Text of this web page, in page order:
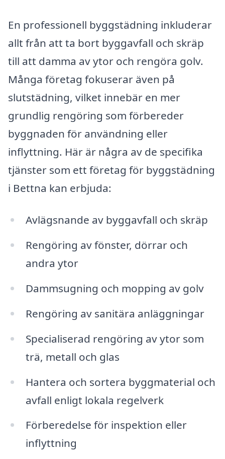
En professionell byggstädning inkluderar
allt från att ta bort byggavfall och skräp
till att damma av ytor och rengöra golv.
Många företag fokuserar även på
slutstädning, vilket innebär en mer
grundlig rengöring som förbereder
byggnaden för användning eller
inflyttning. Här är några av de specifika
tjänster som ett företag för byggstädning
i Bettna kan erbjuda:
Avlägsnande av byggavfall och skräp
Rengöring av fönster, dörrar och
andra ytor
Dammsugning och mopping av golv
Rengöring av sanitära anläggningar
Specialiserad rengöring av ytor som
trä, metall och glas
Hantera och sortera byggmaterial och
avfall enligt lokala regelverk
Förberedelse för inspektion eller
inflyttning